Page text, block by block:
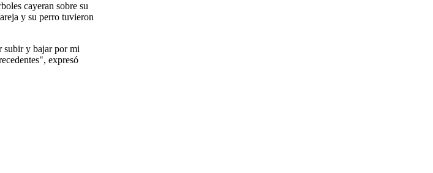
cayeran sobre su
y su perro tuvieron
subir y bajar por mi
expresó